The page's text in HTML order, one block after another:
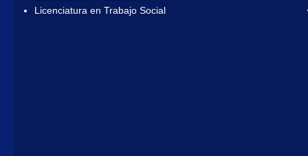
Licenciatura en Trabajo Social